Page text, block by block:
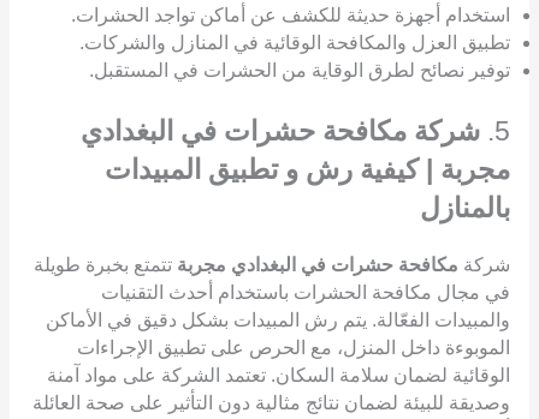
استخدام أجهزة حديثة للكشف عن أماكن تواجد الحشرات.
تطبيق العزل والمكافحة الوقائية في المنازل والشركات.
توفير نصائح لطرق الوقاية من الحشرات في المستقبل.
5. شركة مكافحة حشرات في البغدادي
مجربة | كيفية رش و تطبيق المبيدات
بالمنازل
شركة مكافحة حشرات في البغدادي مجربة تتمتع بخبرة طويلة
في مجال مكافحة الحشرات باستخدام أحدث التقنيات
والمبيدات الفعّالة. يتم رش المبيدات بشكل دقيق في الأماكن
الموبوءة داخل المنزل، مع الحرص على تطبيق الإجراءات
الوقائية لضمان سلامة السكان. تعتمد الشركة على مواد آمنة
وصديقة للبيئة لضمان نتائج مثالية دون التأثير على صحة العائلة